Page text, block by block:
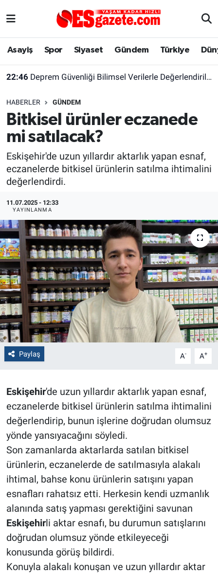
Asayiş Spor Siyaset Gündem Türkiye
22:46 Deprem Güvenliği Bilimsel Verilerle Değerlendirilmeli
HABERLER GÜNDEM
Bitkisel ürünler eczanede
mi satılacak?
Eskişehir'de uzun yıllardır aktarlık yapan esnaf,
eczanelerde bitkisel ürünlerin satılma ihtimalini
değerlendirdi.
11.07.2025 - 12:33
YAYINLANMA
Paylaş A- A+
Eskişehir'de uzun yıllardır aktarlık yapan esnaf,
eczanelerde bitkisel ürünlerin satılma ihtimalini
değerlendirip, bunun işlerine doğrudan olumsuz
yönde yansıyacağını söyledi.
Son zamanlarda aktarlarda satılan bitkisel
ürünlerin, eczanelerde de satılmasıyla alakalı
ihtimal, bahse konu ürünlerin satışını yapan
esnafları rahatsız etti. Herkesin kendi uzmanlık
alanında satış yapması gerektiğini savunan
Eskişehirli aktar esnafı, bu durumun satışlarını
doğrudan olumsuz yönde etkileyeceği
konusunda görüş bildirdi.
Konuyla alakalı konuşan ve uzun yıllardır aktar
Asayiş
Gündem
Türkiye
Dünya
Sağlık
Alış-Veriş/İş dünyası
Yaşam
Eskişehirspor Arşivi
Eskişehir Arşivi
Röportaj
Ekonomi
Kültür Sanat
Politika
Bilecik
Kütahya
Gezi
Genel
Çevre
Magazin
Bilim ve Teknoloji
Eskişehir Nöbetçi Eczaneler
Süper Lig Puan Durumu ve Fikstür
Tüm Manşetler
Son Dakika Haberleri
Haber Arşivi